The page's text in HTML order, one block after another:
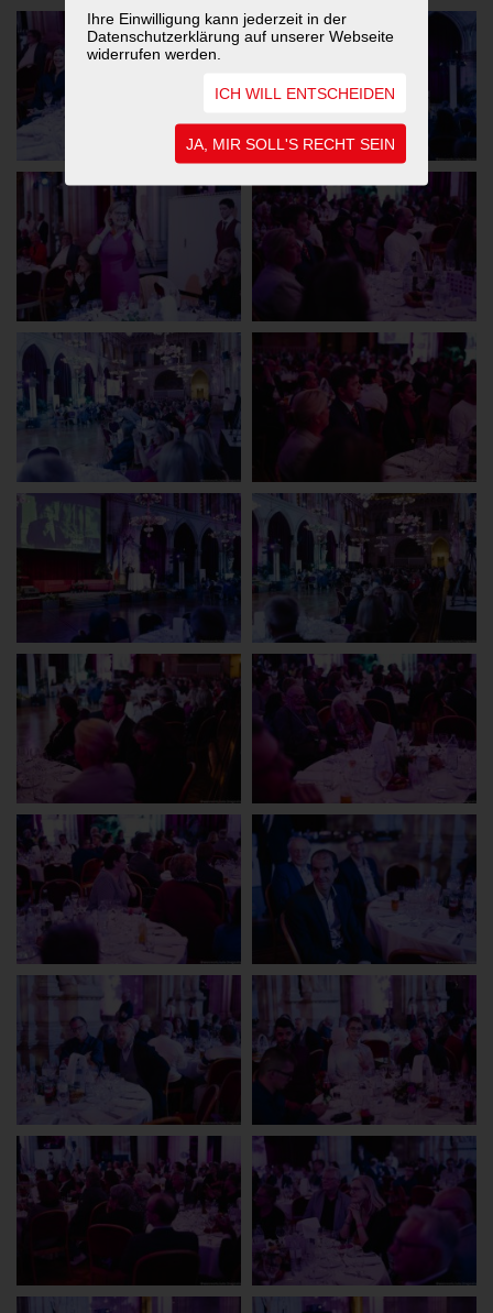
Ihre Einwilligung kann jederzeit in der
Datenschutzerklärung auf unserer Webseite
widerrufen werden.
ICH WILL ENTSCHEIDEN
JA, MIR SOLL'S RECHT SEIN